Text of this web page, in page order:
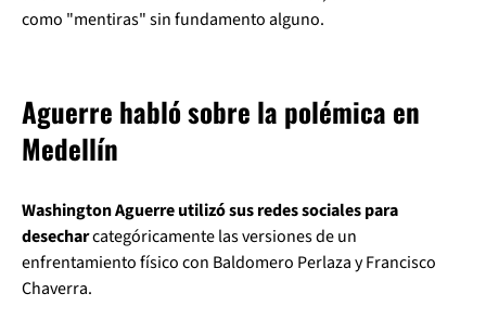
como "mentiras" sin fundamento alguno.
Aguerre habló sobre la polémica en
Medellín
Washington Aguerre utilizó sus redes sociales para
desecharcategóricamente las versiones de un
enfrentamiento físico con Baldomero Perlaza y Francisco
Chaverra.